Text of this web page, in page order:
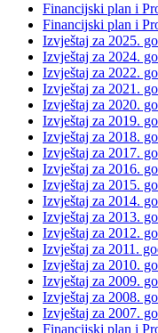
Financijski plan i
Financijski plan i
Izvještaj za 2025.
Izvještaj za 2024.
Izvještaj za 2022.
Izvještaj za 2021.
Izvještaj za 2020.
Izvještaj za 2019.
Izvještaj za 2018.
Izvještaj za 2017.
Izvještaj za 2016.
Izvještaj za 2015.
Izvještaj za 2014.
Izvještaj za 2013.
Izvještaj za 2012.
Izvještaj za 2011.
Izvještaj za 2010.
Izvještaj za 2009.
Izvještaj za 2008.
Izvještaj za 2007.
Financijski plan i